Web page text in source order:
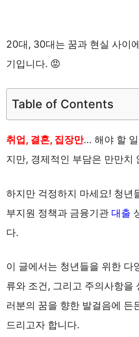
20대, 30대는 꿈과 현실 사이
기입니다. 😡
Table of Contents
취업, 결혼, 집장만… 해야 할
지만, 경제적인 부담은 만만치
하지만 걱정하지 마세요! 청년
부지원 정책과 금융기관 대출
다.
이 글에서는 청년들을 위한 다
류와 조건, 그리고 주의사항을
러분의 꿈을 향한 발걸음에 든
드리고자 합니다.